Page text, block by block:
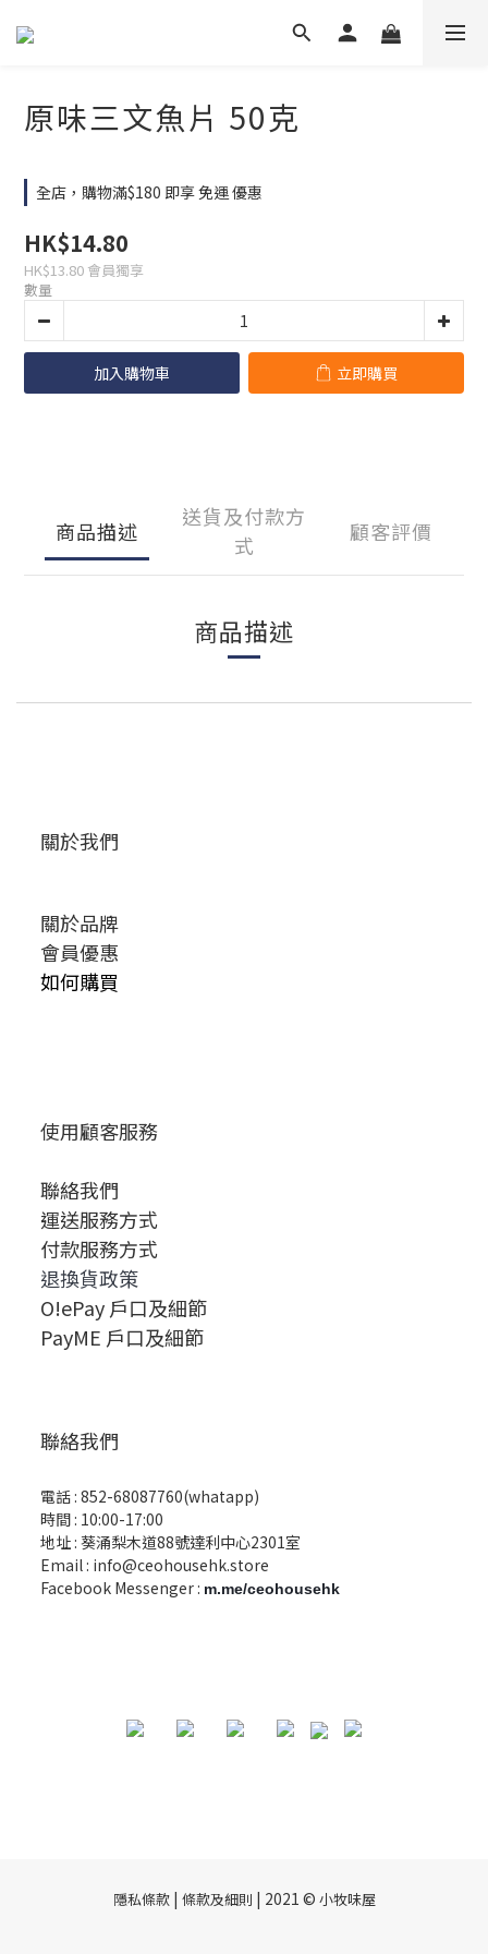
原味三文魚片 50克
全店，購物滿$180 即享 免運 優惠
HK$14.80
HK$13.80 會員獨享
數量
加入購物車 立即購買
商品描述
送貨及付款方
式
顧客評價
商品描述
關於我們
關於品牌
會員優惠
如何購買
使用顧客服務
聯絡我們
運送服務方式
付款服務方式
退換貨政策
O!ePay 戶口及細節
PayME 戶口及細節
聯絡我們
電話 : 852-68087760(whatapp)
時間 : 10:00-17:00
地址 : 葵涌梨木道88號達利中心2301室
Email : info@ceohousehk.store
Facebook Messenger : m.me/ceohousehk
隱私條款| 條款及細則 | 2021 © 小牧味屋